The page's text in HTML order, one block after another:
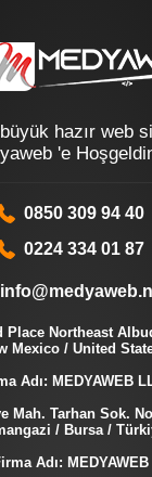
hazır web
'e
0850 309 94 40
0224 334 01 87
Place Northeast
Mexico / United
Adı: MEDYAWEB
Mah. Tarhan Sok.
/ Bursa /
Adı: MEDYAWEB